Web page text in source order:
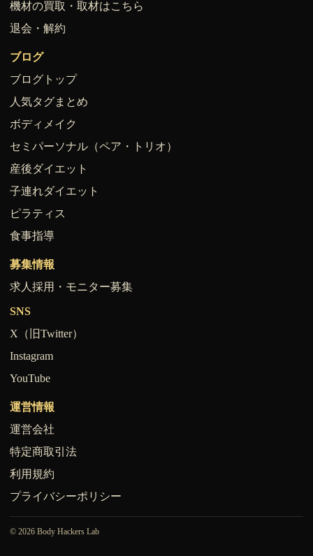
機材の買取・取材はこちら
退会・解約
ブログ
ブログトップ
人気タグまとめ
ボディメイク
セミパーソナル（ペア・トリオ）
産後ダイエット
子連れダイエット
ピラティス
食事指導
募集情報
求人採用・モニター募集
SNS
X（旧Twitter）
Instagram
YouTube
運営情報
運営会社
特定商取引法
利用規約
プライバシーポリシー
© 2026 Body Hackers Lab